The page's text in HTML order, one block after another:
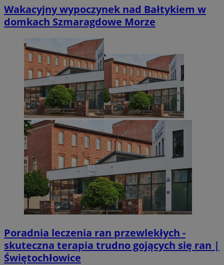
Wakacyjny wypoczynek nad Bałtykiem w
domkach Szmaragdowe Morze
Poradnia leczenia ran przewlekłych -
skuteczna terapia trudno gojących się ran |
Świętochłowice